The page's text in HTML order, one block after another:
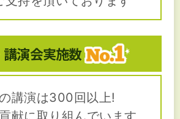
演会実施数
講演は300回以上!
献に取り組んでいます